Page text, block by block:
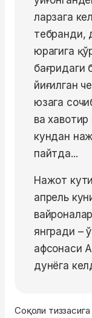
ларзага
тебранди,
юрагига
бағридаги
йиғилган
юзага
ва хавотир
кундан
пайтда...
Нажот
апрель
янгради –
афсонаси
дунёга
Соқоли